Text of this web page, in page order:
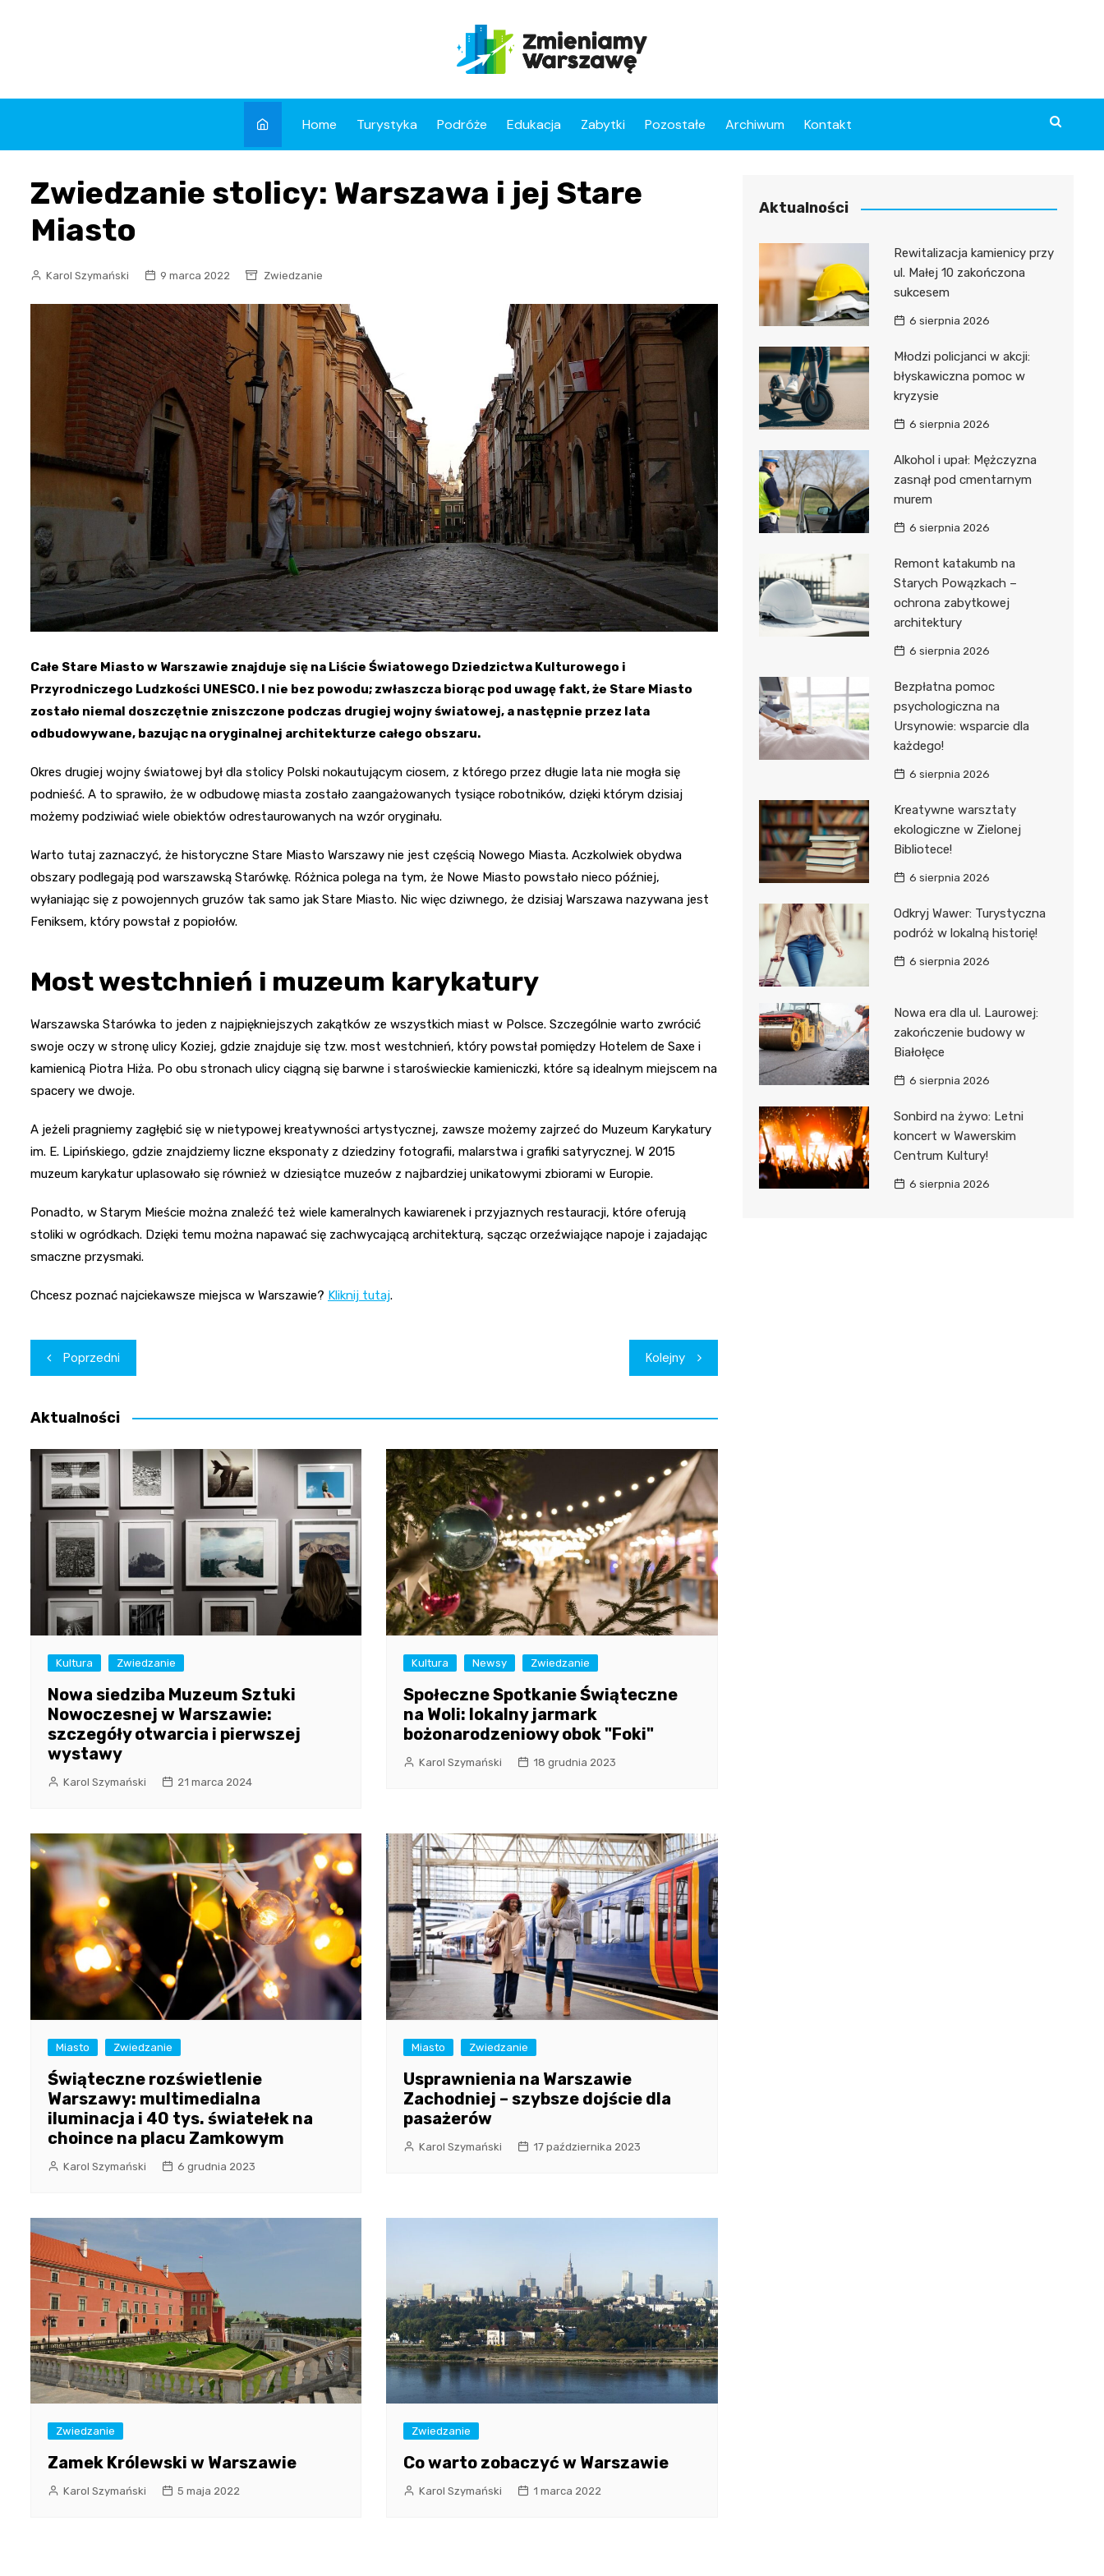
Home Turystyka Podróże Edukacja Zabytki Pozostałe Archiwum Kontakt
Zwiedzanie stolicy: Warszawa i jej Stare
Miasto
Karol Szymański 9 marca 2022 Zwiedzanie
Całe Stare Miasto w Warszawie znajduje się na Liście Światowego Dziedzictwa Kulturowego i
Przyrodniczego Ludzkości UNESCO. I nie bez powodu; zwłaszcza biorąc pod uwagę fakt, że Stare Miasto
zostało niemal doszczętnie zniszczone podczas drugiej wojny światowej, a następnie przez lata
odbudowywane, bazując na oryginalnej architekturze całego obszaru.
Okres drugiej wojny światowej był dla stolicy Polski nokautującym ciosem, z którego przez długie lata nie mogła się
podnieść. A to sprawiło, że w odbudowę miasta zostało zaangażowanych tysiące robotników, dzięki którym dzisiaj
możemy podziwiać wiele obiektów odrestaurowanych na wzór oryginału.
Warto tutaj zaznaczyć, że historyczne Stare Miasto Warszawy nie jest częścią Nowego Miasta. Aczkolwiek obydwa
obszary podlegają pod warszawską Starówkę. Różnica polega na tym, że Nowe Miasto powstało nieco później,
wyłaniając się z powojennych gruzów tak samo jak Stare Miasto. Nic więc dziwnego, że dzisiaj Warszawa nazywana jest
Feniksem, który powstał z popiołów.
Most westchnień i muzeum karykatury
Warszawska Starówka to jeden z najpiękniejszych zakątków ze wszystkich miast w Polsce. Szczególnie warto zwrócić
swoje oczy w stronę ulicy Koziej, gdzie znajduje się tzw. most westchnień, który powstał pomiędzy Hotelem de Saxe i
kamienicą Piotra Hiża. Po obu stronach ulicy ciągną się barwne i staroświeckie kamieniczki, które są idealnym miejscem na
spacery we dwoje.
A jeżeli pragniemy zagłębić się w nietypowej kreatywności artystycznej, zawsze możemy zajrzeć do Muzeum Karykatury
im. E. Lipińskiego, gdzie znajdziemy liczne eksponaty z dziedziny fotografii, malarstwa i grafiki satyrycznej. W 2015
muzeum karykatur uplasowało się również w dziesiątce muzeów z najbardziej unikatowymi zbiorami w Europie.
Ponadto, w Starym Mieście można znaleźć też wiele kameralnych kawiarenek i przyjaznych restauracji, które oferują
stoliki w ogródkach. Dzięki temu można napawać się zachwycającą architekturą, sącząc orzeźwiające napoje i zajadając
smaczne przysmaki.
Chcesz poznać najciekawsze miejsca w Warszawie? Kliknij tutaj.
Nawigacja
wpisu
Poprzedni Kolejny
Aktualności
Kultura Zwiedzanie
Nowa siedziba Muzeum Sztuki
Nowoczesnej w Warszawie:
szczegóły otwarcia i pierwszej
wystawy
Karol Szymański 21 marca 2024
Kultura Newsy Zwiedzanie
Społeczne Spotkanie Świąteczne
na Woli: lokalny jarmark
bożonarodzeniowy obok "Foki"
Karol Szymański 18 grudnia 2023
Miasto Zwiedzanie
Świąteczne rozświetlenie
Warszawy: multimedialna
iluminacja i 40 tys. światełek na
choince na placu Zamkowym
Karol Szymański 6 grudnia 2023
Miasto Zwiedzanie
Usprawnienia na Warszawie
Zachodniej – szybsze dojście dla
pasażerów
Karol Szymański 17 października 2023
Zwiedzanie
Zamek Królewski w Warszawie
Karol Szymański 5 maja 2022
Zwiedzanie
Co warto zobaczyć w Warszawie
Karol Szymański 1 marca 2022
Aktualności
Rewitalizacja kamienicy przy
ul. Małej 10 zakończona
sukcesem
6 sierpnia 2026
Młodzi policjanci w akcji:
błyskawiczna pomoc w
kryzysie
6 sierpnia 2026
Alkohol i upał: Mężczyzna
zasnął pod cmentarnym
murem
6 sierpnia 2026
Remont katakumb na
Starych Powązkach –
ochrona zabytkowej
architektury
6 sierpnia 2026
Bezpłatna pomoc
psychologiczna na
Ursynowie: wsparcie dla
każdego!
6 sierpnia 2026
Kreatywne warsztaty
ekologiczne w Zielonej
Bibliotece!
6 sierpnia 2026
Odkryj Wawer: Turystyczna
podróż w lokalną historię!
6 sierpnia 2026
Nowa era dla ul. Laurowej:
zakończenie budowy w
Białołęce
6 sierpnia 2026
Sonbird na żywo: Letni
koncert w Wawerskim
Centrum Kultury!
6 sierpnia 2026